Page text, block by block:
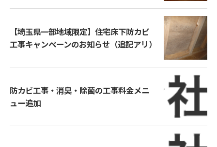
【埼玉県一部地域限定】住宅床下防カビ
工事キャンペーンのお知らせ（追記アリ）
防カビ工事・消臭・除菌の工事料金メニ
ュー追加